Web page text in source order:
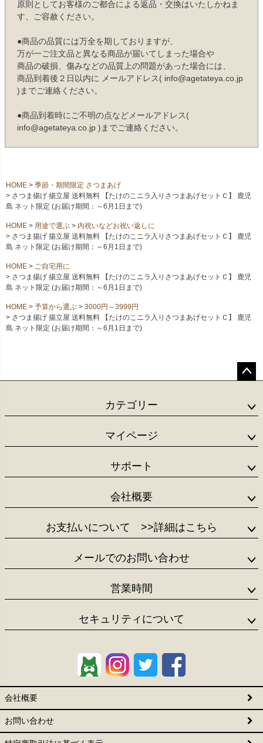
原則としてお客様のご都合による返品・交換はいたしかねま
す、ご容赦ください。
●商品の品質には万全を期しておりますが、
万が一ご注文品と異なる商品が届いてしまった場合や
商品の破損、傷みなどの品質上の問題があった場合には、
商品到着後２日以内に メールアドレス( info@agetateya.co.jp
)までご連絡ください。
●商品到着時にご不明の点などメールアドレス(
info@agetateya.co.jp )までご連絡ください。
HOME
季節・期間限定 さつまあげ
さつま揚げ 揚立屋 送料無料 【たけのこニラ入りさつまあげセットＣ】 鹿児
島 ネット限定 (お届け期間：～6月1日まで)
HOME 用途で選ぶ
内祝いなどお祝い返しに
さつま揚げ 揚立屋 送料無料 【たけのこニラ入りさつまあげセットＣ】 鹿児
島 ネット限定 (お届け期間：～6月1日まで)
HOME
ご自宅用に
さつま揚げ 揚立屋 送料無料 【たけのこニラ入りさつまあげセットＣ】 鹿児
島 ネット限定 (お届け期間：～6月1日まで)
HOME 予算から選ぶ
3000円～3999円
さつま揚げ 揚立屋 送料無料 【たけのこニラ入りさつまあげセットＣ】 鹿児
島 ネット限定 (お届け期間：～6月1日まで)
ップ
カテゴリー
マイページ
サポート
会社概要
お支払いについて >>詳細はこちら
メールでのお問い合わせ
営業時間
セキュリティについて
会社概要
お問い合わせ